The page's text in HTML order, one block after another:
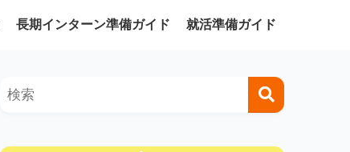
長期インターン準備ガイド 就活準備ガイド